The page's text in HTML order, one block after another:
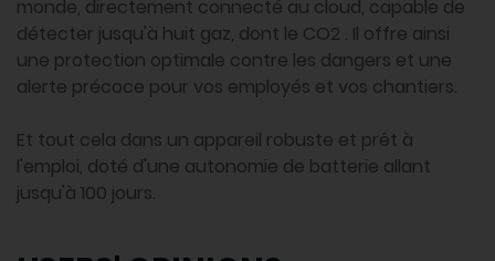
monde, directement connecté au cloud, capable de
détecter jusqu'à huit gaz, dont le CO2 . Il offre ainsi
une protection optimale contre les dangers et une
alerte précoce pour vos employés et vos chantiers.
Et tout cela dans un appareil robuste et prêt à
l'emploi, doté d'une autonomie de batterie allant
jusqu'à 100 jours.